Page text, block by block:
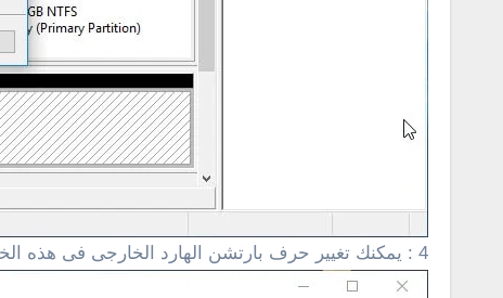
4 : يمكنك تغيير حرف بارتشن الهارد الخارجى فى هذه الخطوة .